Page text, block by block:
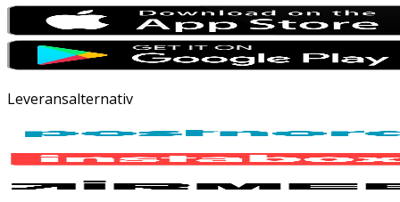
Leveransalternativ